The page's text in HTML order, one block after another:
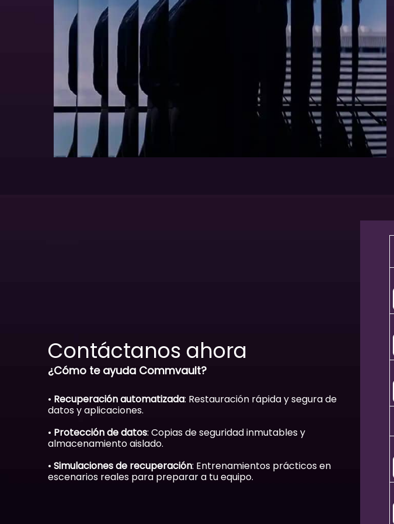
Contáctanos ahora
¿Cómo te ayuda Commvault?
• Recuperación automatizada: Restauración rápida y segura de
datos y aplicaciones.
• Protección de datos: Copias de seguridad inmutables y
almacenamiento aislado.
• Simulaciones de recuperación: Entrenamientos prácticos en
escenarios reales para preparar a tu equipo.